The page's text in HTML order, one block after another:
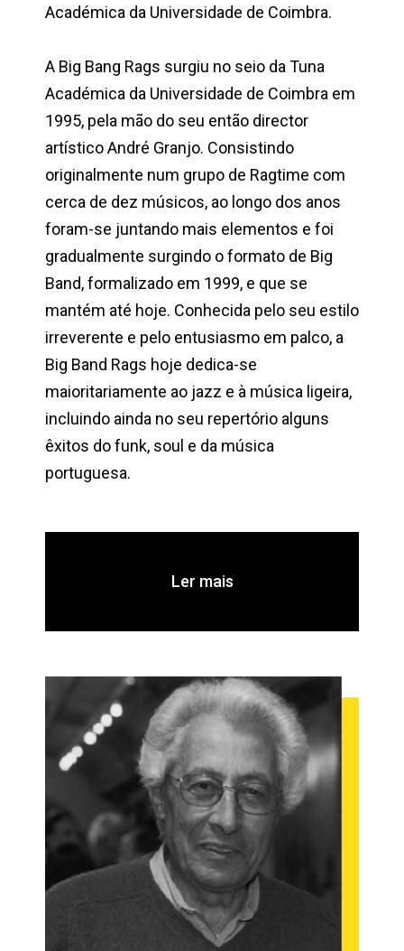
Académica da Universidade de Coimbra.
A Big Bang Rags surgiu no seio da Tuna
Académica da Universidade de Coimbra em
1995, pela mão do seu então director
artístico André Granjo. Consistindo
originalmente num grupo de Ragtime com
cerca de dez músicos, ao longo dos anos
foram-se juntando mais elementos e foi
gradualmente surgindo o formato de Big
Band, formalizado em 1999, e que se
mantém até hoje. Conhecida pelo seu estilo
irreverente e pelo entusiasmo em palco, a
Big Band Rags hoje dedica-se
maioritariamente ao jazz e à música ligeira,
incluindo ainda no seu repertório alguns
êxitos do funk, soul e da música
portuguesa.
Ler mais